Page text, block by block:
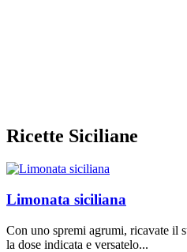
Ricette Siciliane
Limonata siciliana
Con uno spremi agrumi, ricavate il
la dose indicata e versatelo...